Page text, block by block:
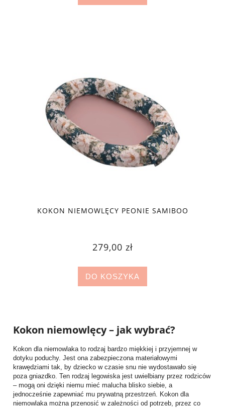
KOKON NIEMOWLĘCY PEONIE SAMIBOO
279,00 zł
DO KOSZYKA
Kokon niemowlęcy – jak wybrać?
Kokon dla niemowlaka to rodzaj bardzo miękkiej i przyjemnej w
dotyku poduchy. Jest ona zabezpieczona materiałowymi
krawędziami tak, by dziecko w czasie snu nie wydostawało się
poza gniazdko. Ten rodzaj legowiska jest uwielbiany przez rodziców
– mogą oni dzięki niemu mieć malucha blisko siebie, a
jednocześnie zapewniać mu prywatną przestrzeń. Kokon dla
niemowlaka można przenosić w zależności od potrzeb, przez co